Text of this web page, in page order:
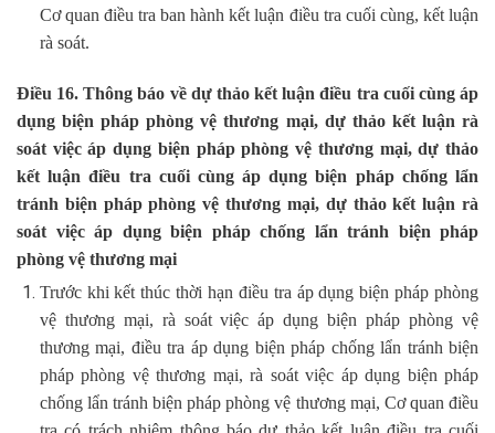
Cơ quan điều tra ban hành kết luận điều tra cuối cùng, kết luận
rà soát.
Điều 16. Thông báo về dự thảo kết luận điều tra cuối cùng áp
dụng biện pháp phòng vệ thương mại, dự thảo kết luận rà
soát việc áp dụng biện pháp phòng vệ thương mại, dự thảo
kết luận điều tra cuối cùng áp dụng biện pháp chống lẩn
tránh biện pháp phòng vệ thương mại, dự thảo kết luận rà
soát việc áp dụng biện pháp chống lẩn tránh biện pháp
phòng vệ thương mại
Trước khi kết thúc thời hạn điều tra áp dụng biện pháp phòng
vệ thương mại, rà soát việc áp dụng biện pháp phòng vệ
thương mại, điều tra áp dụng biện pháp chống lẩn tránh biện
pháp phòng vệ thương mại, rà soát việc áp dụng biện pháp
chống lẩn tránh biện pháp phòng vệ thương mại, Cơ quan điều